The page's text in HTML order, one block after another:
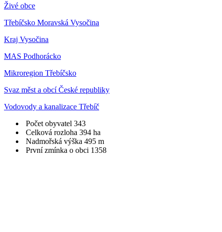
Živé obce
Třebíčsko Moravská Vysočina
Kraj Vysočina
MAS Podhorácko
Mikroregion Třebíčsko
Svaz měst a obcí České republiky
Vodovody a kanalizace Třebíč
Počet obyvatel 343
Celková rozloha 394 ha
Nadmořská výška 495 m
První zmínka o obci 1358